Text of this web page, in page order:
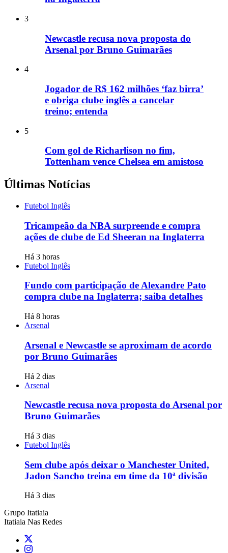
3
Newcastle recusa nova proposta do
Arsenal por Bruno Guimarães
4
Jogador de R$ 162 milhões ‘faz birra’
e obriga clube inglês a cancelar
treino; entenda
5
Com gol de Richarlison no fim,
Tottenham vence Chelsea em amistoso
Últimas Notícias
Futebol Inglês
Tricampeão da NBA surpreende e compra
ações de clube de Ed Sheeran na Inglaterra
Há 3 horas
Futebol Inglês
Fundo com participação de Alexandre Pato
compra clube na Inglaterra; saiba detalhes
Há 8 horas
Arsenal
Arsenal e Newcastle se aproximam de acordo
por Bruno Guimarães
Há 2 dias
Arsenal
Newcastle recusa nova proposta do Arsenal por
Bruno Guimarães
Há 3 dias
Futebol Inglês
Sem clube após deixar o Manchester United,
Jadon Sancho treina em time da 10ª divisão
Há 3 dias
Grupo Itatiaia
Itatiaia Nas Redes